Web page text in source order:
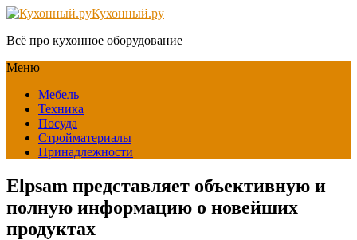
Кухонный.ру
Всё про кухонное оборудование
Меню
Мебель
Техника
Посуда
Стройматериалы
Принадлежности
Elpsam представляет объективную и
полную информацию о новейших
продуктах